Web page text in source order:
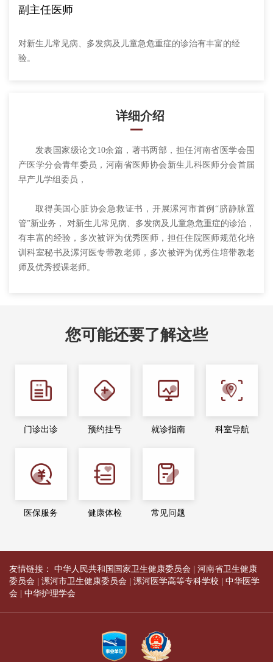
副主任医师
对新生儿常见病、多发病及儿童急危重症的诊治有丰富的经
验。
详细介绍
发表国家级论文10余篇，著书两部，担任河南省医学会围
产医学分会青年委员，河南省医师协会新生儿科医师分会首届
早产儿学组委员，
取得美国心脏协会急救证书，开展漯河市首例“脐静脉置
管”新业务， 对新生儿常见病、多发病及儿童急危重症的诊治，
有丰富的经验，多次被评为优秀医师，担任住院医师规范化培
训科室秘书及漯河医专带教老师，多次被评为优秀住培带教老
师及优秀授课老师。
您可能还要了解这些
门诊出诊 预约挂号 就诊指南 科室导航
医保服务 健康体检 常见问题
友情链接： 中华人民共和国国家卫生健康委员会
河南省卫生健康
委员会
漯河市卫生健康委员会 漯河医学高等专科学校
中华医学
会
中华护理学会